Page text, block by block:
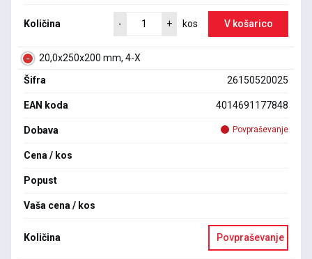
Količina - + kos V košarico
20,0x250x200 mm, 4-X
Šifra
26150520025
EAN koda 4014691177848
Dobava Povpraševanje
Cena / kos
Popust
Vaša cena / kos
Količina Povpraševanje